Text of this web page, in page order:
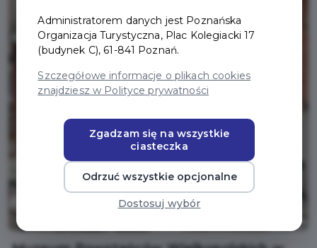
Administratorem danych jest Poznańska
Organizacja Turystyczna, Plac Kolegiacki 17
(budynek C), 61-841 Poznań.
Szczegółowe informacje o plikach cookies
znajdziesz w Polityce prywatności
Zgadzam się na wszystkie
ciasteczka
Odrzuć wszystkie opcjonalne
Dostosuj wybór